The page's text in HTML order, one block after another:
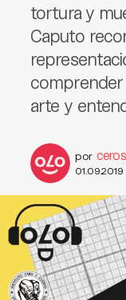
tortura y
Caputo
arte y
por
01.09.2019